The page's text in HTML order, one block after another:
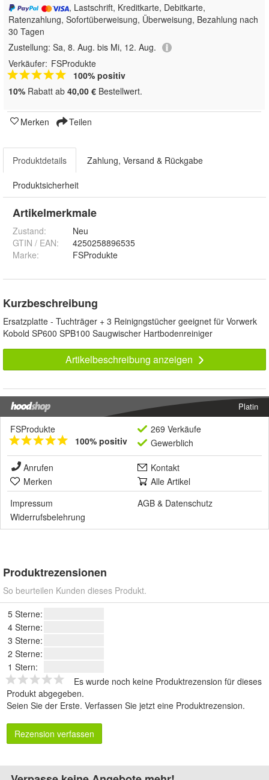
, Lastschrift, Kreditkarte, Debitkarte,
Ratenzahlung, Sofortüberweisung, Überweisung, Bezahlung nach
30 Tagen
Zustellung: Sa, 8. Aug. bis Mi, 12. Aug.
Verkäufer: FSProdukte
100% positiv
10% Rabatt ab 40,00 € Bestellwert.
Merken Teilen
Produktdetails Zahlung, Versand & Rückgabe
Produktsicherheit
Artikelmerkmale
Zustand:
Neu
GTIN / EAN:
4250258896535
Marke:
FSProdukte
Kurzbeschreibung
Ersatzplatte - Tuchträger + 3 Reinigngstücher geeignet für Vorwerk
Kobold SP600 SPB100 Saugwischer Hartbodenreiniger
Artikelbeschreibung anzeigen
Platin
FSProdukte
100% positiv
269 Verkäufe
Gewerblich
Anrufen
Kontakt
Merken
Alle Artikel
Impressum
AGB & Datenschutz
Widerrufsbelehrung
Produktrezensionen
So beurteilen Kunden dieses Produkt.
5 Sterne:
4 Sterne:
3 Sterne:
2 Sterne:
1 Stern:
Es wurde noch keine Produktrezension für dieses
Produkt abgegeben.
Seien Sie der Erste. Verfassen Sie jetzt eine Produktrezension.
Rezension verfassen